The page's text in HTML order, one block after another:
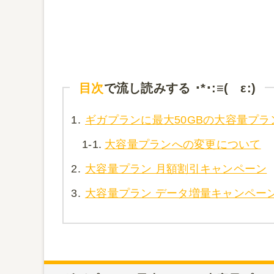
目次で流し読みする ･*･:≡( ε:)
1. ギガプランに最大50GBの大容量プラ
1-1. 大容量プランへの変更について
2. 大容量プラン 月額割引キャンペーン
3. 大容量プラン データ増量キャンペー